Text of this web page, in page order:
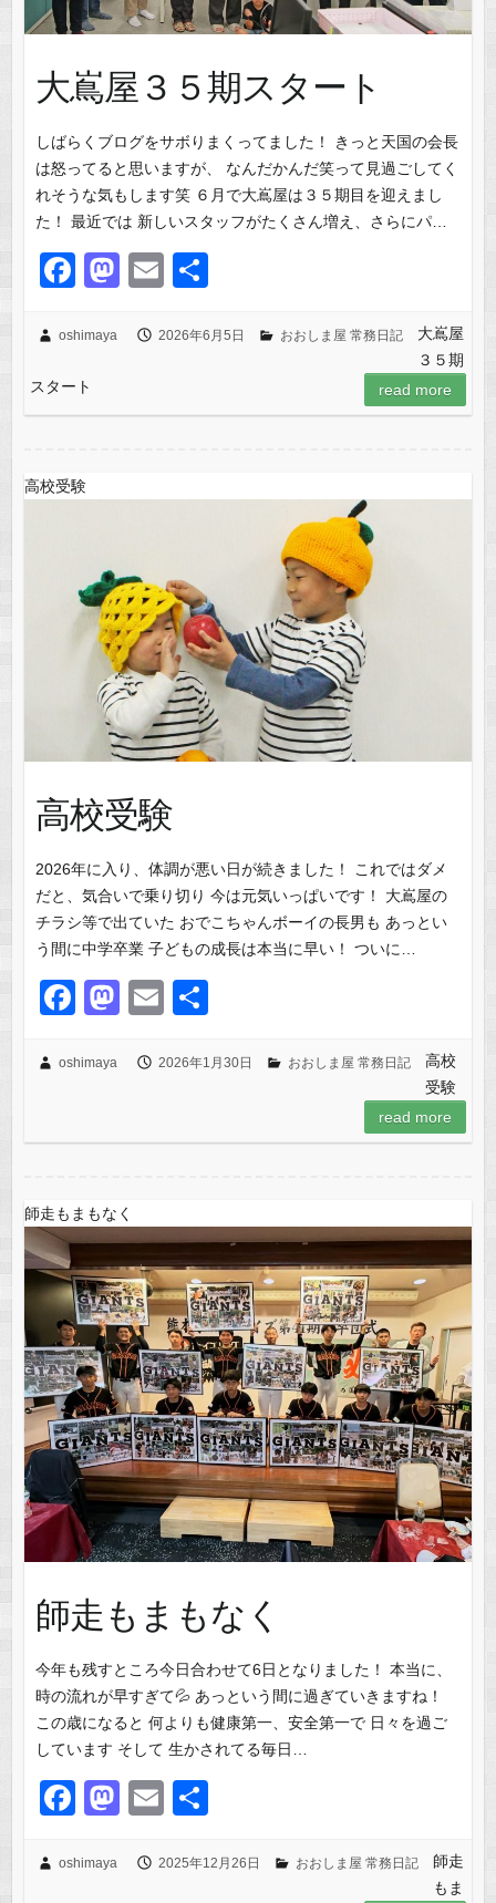
大嶌屋３５期スタート
しばらくブログをサボりまくってました！ きっと天国の会長
は怒ってると思いますが、 なんだかんだ笑って見過ごしてく
れそうな気もします笑 ６月で大嶌屋は３５期目を迎えまし
た！ 最近では 新しいスタッフがたくさん増え、さらにパ…
F
c
e
b
o
M
st
d
E
ail
oshimaya 2026年6月5日 おおしま屋 常務日記
大嶌屋
３５期
スタート
read more
高校受験
高校受験
2026年に入り、体調が悪い日が続きました！ これではダメ
だと、気合いで乗り切り 今は元気いっぱいです！ 大嶌屋の
チラシ等で出ていた おでこちゃんボーイの長男も あっとい
う間に中学卒業 子どもの成長は本当に早い！ ついに…
F
c
b
o
k
M
st
d
n
E
ail
oshimaya 2026年1月30日 おおしま屋 常務日記
高校
受験
read more
師走もまもなく
師走もまもなく
今年も残すところ今日合わせて6日となりました！ 本当に、
時の流れが早すぎて💦 あっという間に過ぎていきますね！
この歳になると 何よりも健康第一、安全第一で 日々を過ご
しています そして 生かされてる毎日…
F
c
M
st
E
ail
oshimaya 2025年12月26日 おおしま屋 常務日記
師走
もま